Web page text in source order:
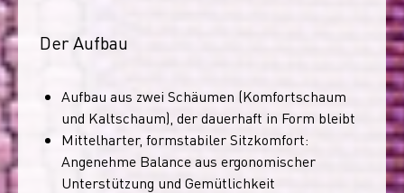
Der Aufbau
Aufbau aus zwei Schäumen (Komfortschaum
und Kaltschaum), der dauerhaft in Form bleibt
Mittelharter, formstabiler Sitzkomfort:
Angenehme Balance aus ergonomischer
Unterstützung und Gemütlichkeit